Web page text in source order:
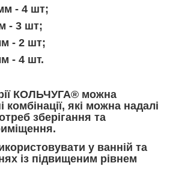
- 4 шт;
- 3 шт;
- 2 шт;
- 4 шт.
КОЛЬЧУГА® можна
комбінації, які можна надалі
зберігання та
у ванній та
із підвищеним рівнем